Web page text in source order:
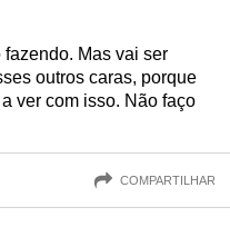
Mas vai ser
outros caras, porque
ver com isso. Não faço
COMPARTILHAR